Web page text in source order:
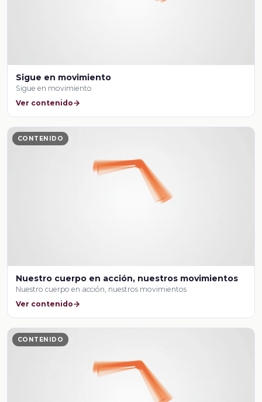
Sigue en movimiento
Sigue en movimiento
Ver contenido
CONTENIDO
Nuestro cuerpo en acción, nuestros movimientos
Nuestro cuerpo en acción, nuestros movimientos
Ver contenido
CONTENIDO